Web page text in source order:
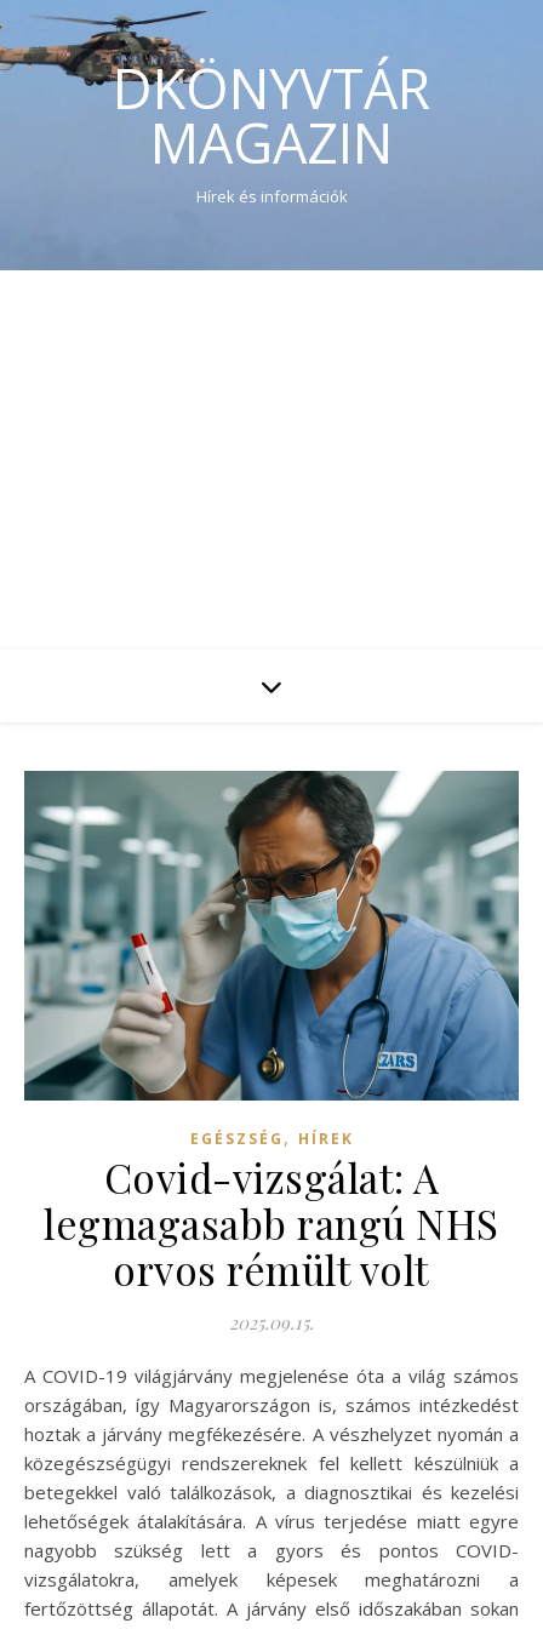
DKÖNYVTÁR
MAGAZIN
Hírek és információk
EGÉSZSÉG , HÍREK
Covid-vizsgálat: A
legmagasabb rangú NHS
orvos rémült volt
2025.09.15.
A COVID-19 világjárvány megjelenése óta a világ számos
országában, így Magyarországon is, számos intézkedést
hoztak a járvány megfékezésére. A vészhelyzet nyomán a
közegészségügyi rendszereknek fel kellett készülniük a
betegekkel való találkozások, a diagnosztikai és kezelési
lehetőségek átalakítására. A vírus terjedése miatt egyre
nagyobb szükség lett a gyors és pontos COVID-
vizsgálatokra, amelyek képesek meghatározni a
fertőzöttség állapotát. A járvány első időszakában sokan